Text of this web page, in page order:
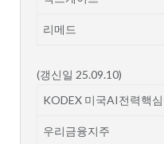
리메드
(갱신일 25.09.10)
KODEX 미국AI전력핵
우리금융지주